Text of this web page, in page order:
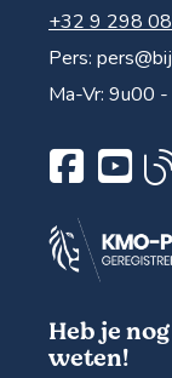
+32 9 298
Pers:
Ma-Vr: 9u00
Heb je
weten!